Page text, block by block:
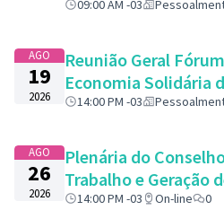
09:00 AM -03
AGO
19
2026
Reunião Geral
Economia Solidária
14:00 PM -03
AGO
26
2026
Plenária do
Trabalho e Geração
14:00 PM -03 On-line 0